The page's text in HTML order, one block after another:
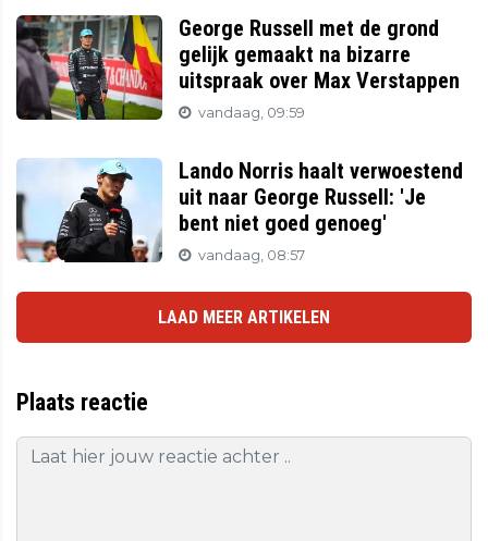
George Russell met de grond
gelijk gemaakt na bizarre
uitspraak over Max Verstappen
vandaag, 09:59
Lando Norris haalt verwoestend
uit naar George Russell: 'Je
bent niet goed genoeg'
vandaag, 08:57
LAAD MEER ARTIKELEN
Plaats reactie